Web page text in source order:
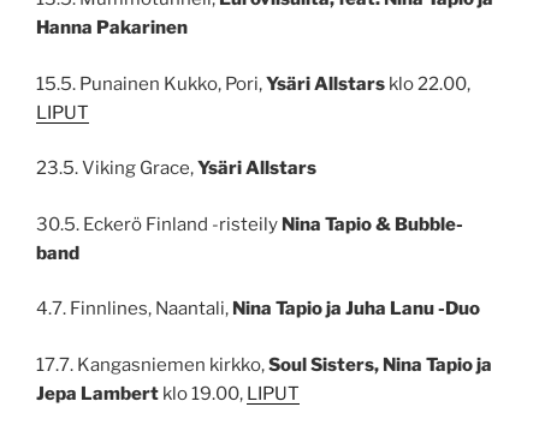
Hanna Pakarinen
15.5. Punainen Kukko, Pori,Ysäri Allstars klo 22.00,
LIPUT
23.5. Viking Grace,Ysäri Allstars
30.5. Eckerö Finland -risteily Nina Tapio & Bubble-
band
4.7. Finnlines, Naantali, Nina Tapio ja Juha Lanu -Duo
17.7. Kangasniemen kirkko,Soul Sisters, Nina Tapio ja
Jepa Lambert klo 19.00, LIPUT